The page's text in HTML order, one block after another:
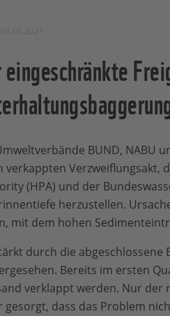
eingeschränkte
BUND, NABU
verkappten Verzweiflungsakt,
(HPA) und der
herzustellen.
mit dem hohen
durch die abgeschlossene
Bereits im ersten
verklappt werden. Nur der
gesorgt, dass das Problem